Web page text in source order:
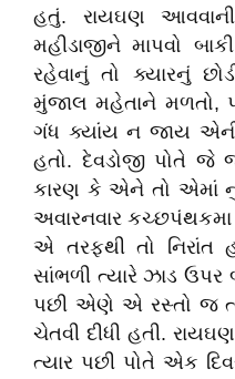
હતું. રાયઘણ
મહીડાજીને માપવો
રહેવાનું તો ક્યારનું
મુંજાલ મહેતાને મળતો,
ગંધ ક્યાંય ન જાય એની
હતો. દેવડોજી પોતે જે
કારણ કે એને તો એમાં
અવારનવાર
એ તરફથી તો નિરાંત
સાંભળી ત્યારે ઝાડ
પછી એણે એ રસ્તો જ
ચેતવી દીધી હતી.
ત્યાર પછી પોતે એક